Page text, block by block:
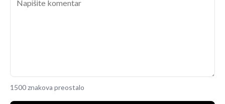
1500 znakova preostalo